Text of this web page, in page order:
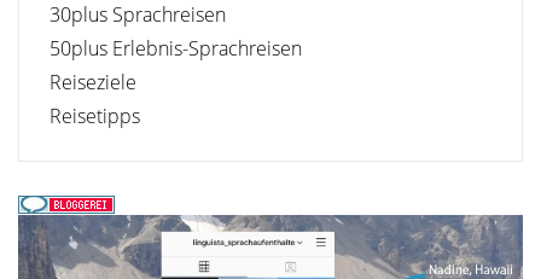
30plus Sprachreisen
50plus Erlebnis-Sprachreisen
Reiseziele
Reisetipps